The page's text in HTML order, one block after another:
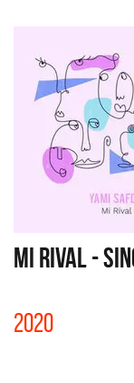
MI RIVAL -
2020